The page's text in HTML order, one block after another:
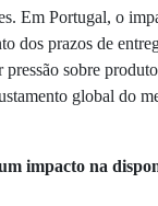
Em Portugal, o
dos prazos de
sobre
global do
impacto na